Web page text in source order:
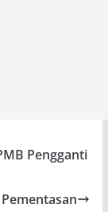
Pengganti